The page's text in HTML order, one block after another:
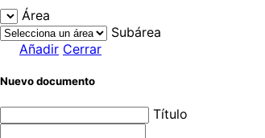
Área
Subárea
Añadir Cerrar
Nuevo documento
Título